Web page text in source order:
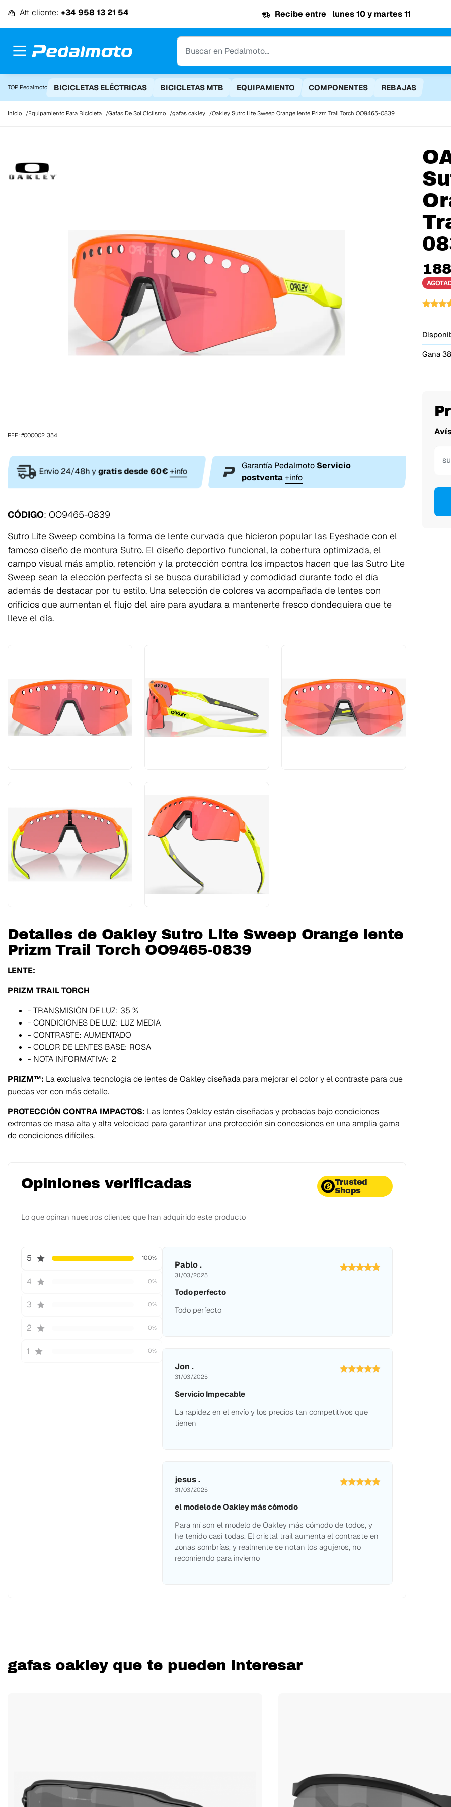
Att cliente: +34 958 13 21 54 Recibe entre lunes 10 y martes 11
TOP Pedalmoto BICICLETAS ELÉCTRICAS BICICLETAS MTB EQUIPAMIENTO COMPONENTES REBAJAS
Inicio Equipamiento Para Bicicleta Gafas De Sol Ciclismo gafas oakley Oakley Sutro Lite Sweep Orange lente Prizm Trail Torch OO9465-0839
Gana
REF: #0000021354
Envio 24/48h ygratis desde 60€ +info
Garantía Pedalmoto Servicio
postventa +info
CÓDIGO: OO9465-0839
Sutro Lite Sweep combina la forma de lente curvada que hicieron popular las Eyeshade con el
famoso diseño de montura Sutro. El diseño deportivo funcional, la cobertura optimizada, el
campo visual más amplio, retención y la protección contra los impactos hacen que las Sutro Lite
Sweep sean la elección perfecta si se busca durabilidad y comodidad durante todo el día
además de destacar por tu estilo. Una selección de colores va acompañada de lentes con
orificios que aumentan el flujo del aire para ayudara a mantenerte fresco dondequiera que te
lleve el día.
Detalles de Oakley Sutro Lite Sweep Orange lente
Prizm Trail Torch OO9465-0839
LENTE:
PRIZM TRAIL TORCH
- TRANSMISIÓN DE LUZ: 35 %
- CONDICIONES DE LUZ: LUZ MEDIA
- CONTRASTE: AUMENTADO
- COLOR DE LENTES BASE: ROSA
- NOTA INFORMATIVA: 2
PRIZM™: La exclusiva tecnología de lentes de Oakley diseñada para mejorar el color y el contraste para que
puedas ver con más detalle.
PROTECCIÓN CONTRA IMPACTOS: Las lentes Oakley están diseñadas y probadas bajo condiciones
extremas de masa alta y alta velocidad para garantizar una protección sin concesiones en una amplia gama
de condiciones difíciles.
Opiniones verificadas
Trusted
Shops
Lo que opinan nuestros clientes que han adquirido este producto
5 100%
4 0%
3 0%
2 0%
1 0%
Pablo .
31/03/2025
Todo perfecto
Todo perfecto
Jon .
31/03/2025
Servicio Impecable
La rapidez en el envío y los precios tan competitivos que
tienen
jesus .
31/03/2025
el modelo de Oakley más cómodo
Para mí son el modelo de Oakley más cómodo de todos, y
he tenido casi todas. El cristal trail aumenta el contraste en
zonas sombrías, y realmente se notan los agujeros, no
recomiendo para invierno
gafas oakley que te pueden interesar